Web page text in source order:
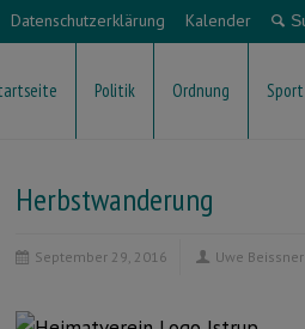
Datenschutzerklärung Kalender
Politik Ordnung Sport
Herbstwanderung
September 29, 2016 Uwe Beissner